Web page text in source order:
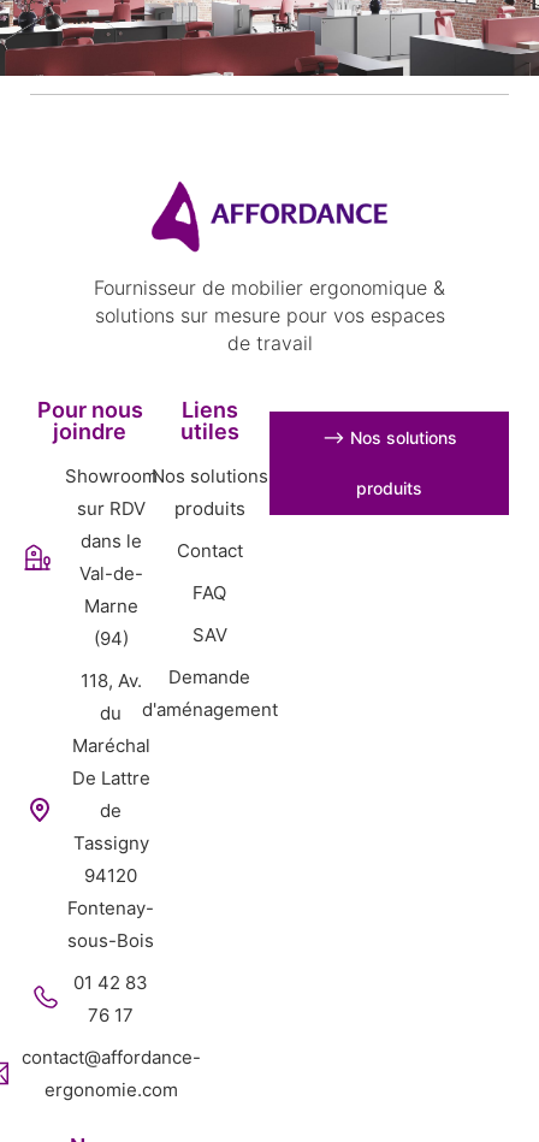
Fournisseur de mobilier ergonomique &
solutions sur mesure pour vos espaces
de travail
Pour nous
joindre
Showroom
sur RDV
dans le
Val-de-
Marne
(94)
118, Av.
du
Maréchal
De Lattre
de
Tassigny
94120
Fontenay-
sous-Bois
01 42 83
76 17
contact@affordance-
ergonomie.com
Liens
utiles
Nos solutions
produits
Contact
FAQ
SAV
Demande
d'aménagement
⟶ Nos solutions
produits